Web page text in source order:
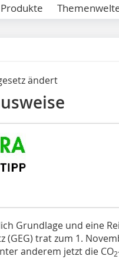
Produkte
ändert
Grundlage und eine
(GEG) trat zum 1.
anderem jetzt die CO2